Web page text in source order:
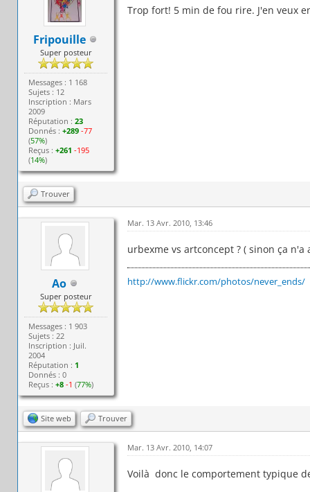
Fripouille
Super posteur
Messages : 1 168
Sujets : 12
Inscription : Mars
2009
Réputation :23
Donnés :+289 -77
(57%)
Reçus :+261 -195
(14%)
Trop fort! 5 min de fou rire. J'en veux
Trouver
Ao
Super posteur
Messages : 1 903
Sujets : 22
Inscription : Juil.
2004
Réputation : 1
Donnés : 0
Reçus :+8 -1 (77%)
Mar. 13 Avr. 2010, 13:46
urbexme vs artconcept ? ( sinon ça n'a
http://www.flickr.com/photos/never_ends/
Site web Trouver
Mar. 13 Avr. 2010, 14:07
Voilà donc le comportement typique